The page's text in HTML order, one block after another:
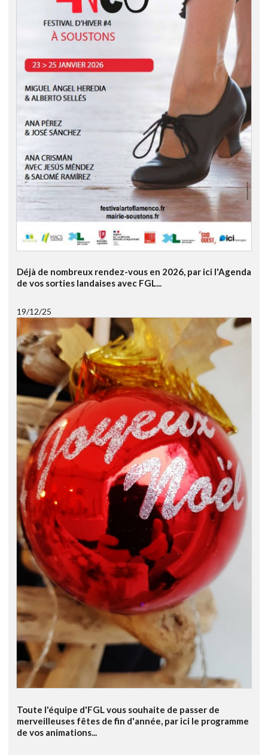
Déjà de nombreux rendez-vous en 2026, par ici l'Agenda
de vos sorties landaises avec FGL...
19/12/25
Toute l'équipe d'FGL vous souhaite de passer de
merveilleuses fêtes de fin d'année, par ici le programme
de vos animations...